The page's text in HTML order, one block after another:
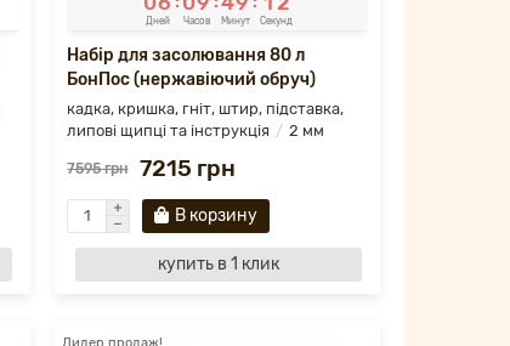
Дней Часов Минут Секунд
Набір для засолювання 80 л
БонПос (нержавіючий обруч)
кадка, кришка, гніт, штир, підставка,
липові щипці та інструкція
2 мм
7595 грн 7215 грн
В корзину
купить в 1 клик